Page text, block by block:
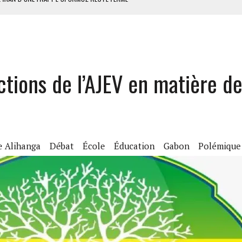
EXPORTÉES VERS LA CHINE EN 20 ANS
de l’AJEV en matière de
Alihanga Débat École Éducation Gabon Polémique